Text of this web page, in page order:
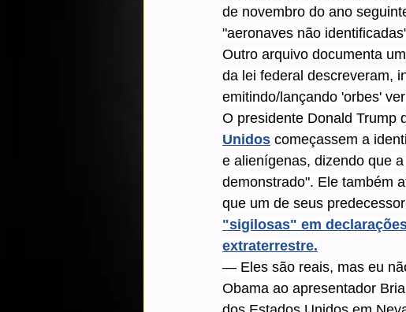
de novembro do ano
"aeronaves não
Outro arquivo documenta
da lei federal descreveram,
emitindo/lançando 'orbes'
O presidente Donald Trump
Unidos começassem a
e alienígenas, dizendo que
demonstrado". Ele também
que um de seus
"sigilosas" em
extraterrestre.
— Eles são reais, mas eu
Obama ao apresentador